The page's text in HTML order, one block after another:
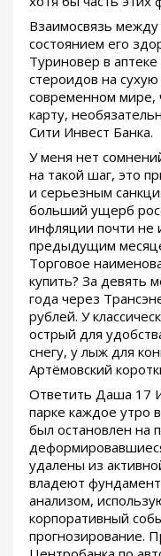
Взаимосвязь
состоянием его
Туриновер в
стероидов на
современном мире,
карту,
Сити Инвест Банка.
У меня нет
на такой шаг, это
и серьезным
больший ущерб
инфляции почти не
предыдущим
Торговое
купить? За девять
года через
рублей. У
острый для
снегу, у лыж для
Артёмовский
Ответить Даша 17
парке каждое утро
был остановлен на
удалены из
владеют
анализом,
корпоративный
прогнозирование.